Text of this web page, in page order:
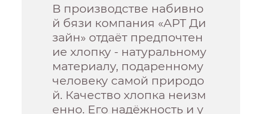
В производстве набивно
й бязи компания «АРТ Ди
зайн» отдаёт предпочтен
ие хлопку - натуральному
материалу, подаренному
человеку самой природо
й. Качество хлопка неизм
енно. Его надёжность и у